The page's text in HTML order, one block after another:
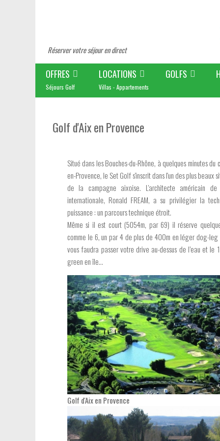
Réserver votre séjour en direct
OFFRES
Séjours Golf
LOCATIONS
Villas - Appartements
GOLFS
Golf d'Aix en Provence
Situé dans les Bouches-du-Rhône, à quelques minutes du
en-Provence, le Set Golf s'inscrit dans l'un des plus beaux
de la campagne aixoise. L'architecte américain de
internationale, Ronald FREAM, a su privilégier la
puissance : un parcours technique étroit.
Même si il est court (5054m, par 69) il réserve
comme le 6, un par 4 de plus de 400m en léger dog-
vous faudra passer votre drive au-dessus de l’eau et le
green en île…
Golf d'Aix en Provence